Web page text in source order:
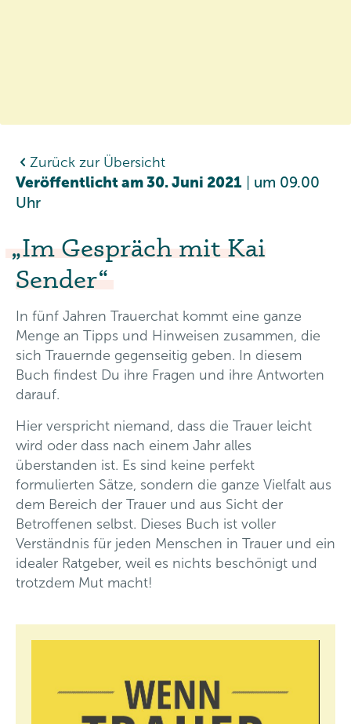
Zurück zur Übersicht
Veröffentlicht am 30. Juni 2021
um 09.00
Uhr
Im Gespräch mit Kai
Sender
In fünf Jahren Trauerchat kommt eine ganze
Menge an Tipps und Hinweisen zusammen, die
sich Trauernde gegenseitig geben. In diesem
Buch findest Du ihre Fragen und ihre Antworten
darauf.
Hier verspricht niemand, dass die Trauer leicht
wird oder dass nach einem Jahr alles
überstanden ist. Es sind keine perfekt
formulierten Sätze, sondern die ganze Vielfalt aus
dem Bereich der Trauer und aus Sicht der
Betroffenen selbst. Dieses Buch ist voller
Verständnis für jeden Menschen in Trauer und ein
idealer Ratgeber, weil es nichts beschönigt und
trotzdem Mut macht!